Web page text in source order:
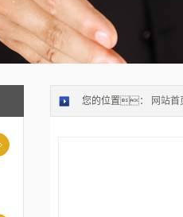
您的位置： 网站首